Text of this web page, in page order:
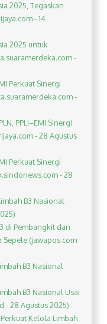
2025, Tegaskan
- 14
2025 untuk
-
Perkuat Sinergi
-
PPLI–EMI Sinergi
- 28 Agustus
Perkuat Sinergi
- 28
B3 Nasional
di Pembangkit dan
Sepele (jawapos.com
B3 Nasional
B3 Nasional Usai
- 28 Agustus 2025)
Kelola Limbah